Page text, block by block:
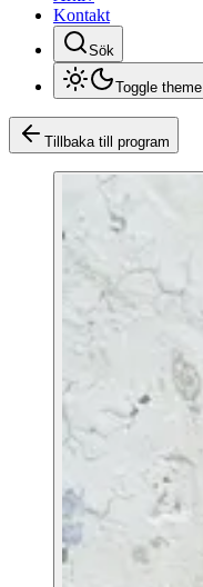
Kontakt
Sök
Toggle theme
Tillbaka till program